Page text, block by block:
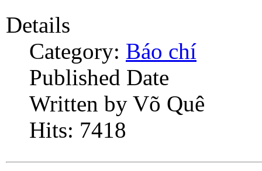
Details
Category: Báo chí
Published Date
Written by Võ Quê
Hits: 7418